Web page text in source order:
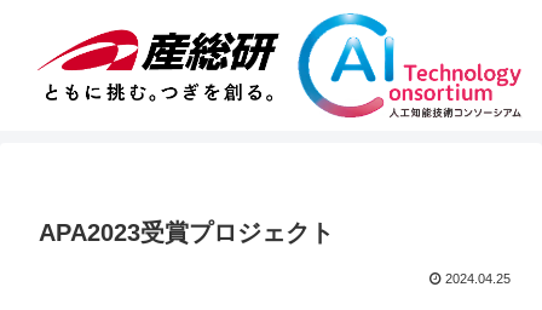
APA2023受賞プロジェクト
2024.04.25